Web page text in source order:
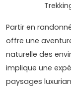
Partir en
offre une
naturelle des
implique une
paysages